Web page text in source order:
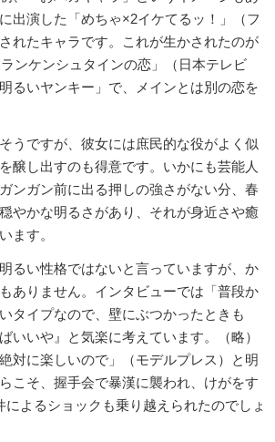
出演した「めちゃ×2イケてるッ！」（フ
れたキャラです。これが生かされたのが
ンケンシュタインの恋」（日本テレビ
るいヤンキー」で、メインとは別の恋を
うですが、彼女には庶民的な役がよく似
醸し出すのも得意です。いかにも芸能人
ンガン前に出る押しの強さがない分、春
やかな明るさがあり、それが身近さや癒
ます。
るい性格ではないと言っていますが、か
ありません。インタビューでは「普段か
タイプなので、壁にぶつかったときも
いいや』と気楽に考えています。（略）
対に楽しいので」（モデルプレス）と明
こそ、握手会で暴漢に襲われ、けがをす
によるショックも乗り越えられたのでしょ